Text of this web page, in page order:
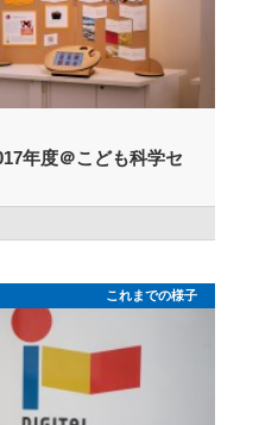
年度＠こども科学セ
これまでの様子